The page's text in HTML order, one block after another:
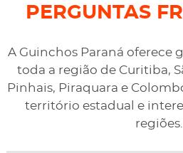
qualquer custo na maior boa
PERGUNTAS
A Guinchos Paraná oferece
toda a região de Curitiba,
Pinhais, Piraquara e
território estadual e
regiões.